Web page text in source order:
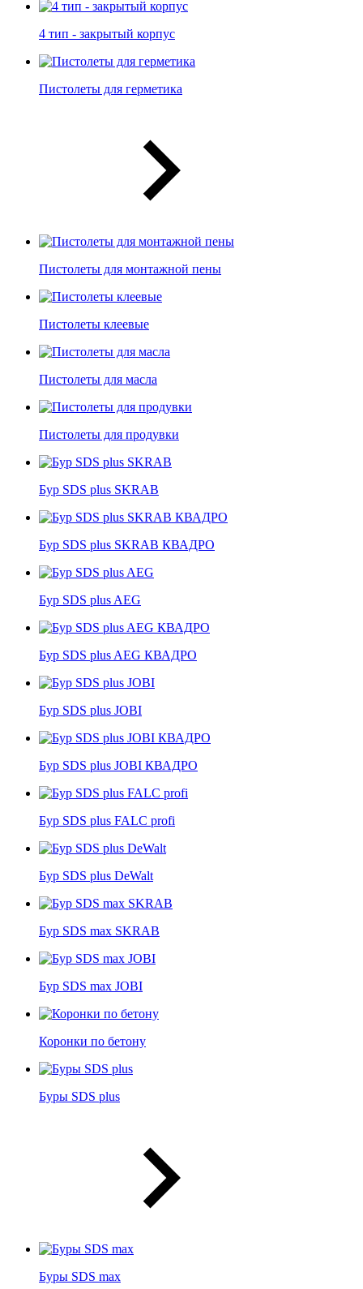
4 тип - закрытый корпус
Пистолеты для герметика
Пистолеты для монтажной пены
Пистолеты клеевые
Пистолеты для масла
Пистолеты для продувки
Бур SDS plus SKRAB
Бур SDS plus SKRAB КВАДРО
Бур SDS plus AEG
Бур SDS plus AEG КВАДРО
Бур SDS plus JOBI
Бур SDS plus JOBI КВАДРО
Бур SDS plus FALC profi
Бур SDS plus DeWalt
Бур SDS max SKRAB
Бур SDS max JOBI
Коронки по бетону
Буры SDS plus
Буры SDS max